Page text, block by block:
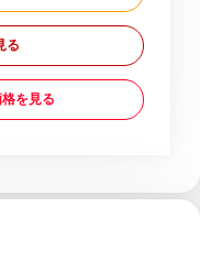
る
を見る